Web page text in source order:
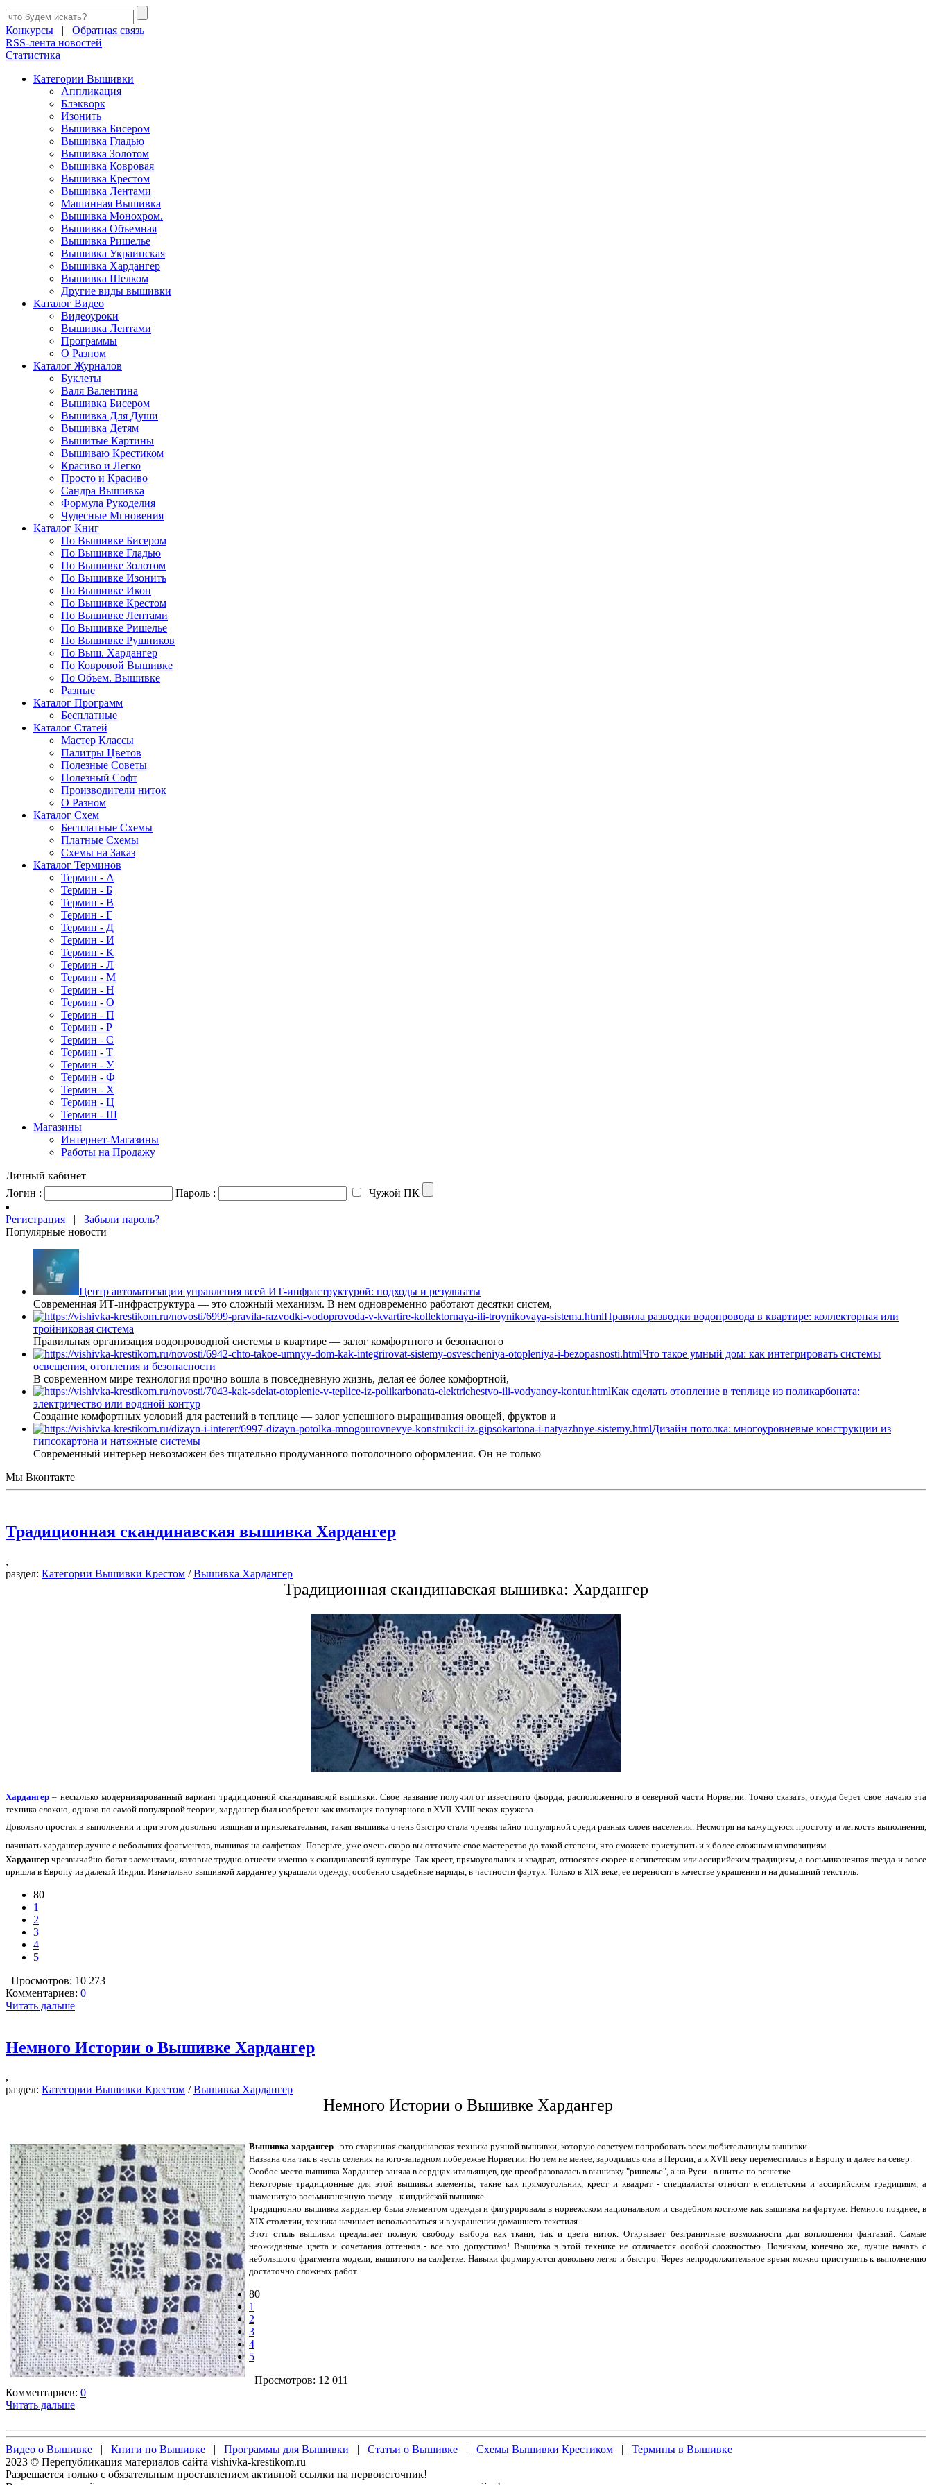
Конкурсы | Обратная связь
RSS-лента новостей
Статистика
Категории Вышивки
Аппликация
Блэкворк
Изонить
Вышивка Бисером
Вышивка Гладью
Вышивка Золотом
Вышивка Ковровая
Вышивка Крестом
Вышивка Лентами
Машинная Вышивка
Вышивка Монохром.
Вышивка Объемная
Вышивка Ришелье
Вышивка Украинская
Вышивка Хардангер
Вышивка Шелком
Другие виды вышивки
Каталог Видео
Видеоуроки
Вышивка Лентами
Программы
О Разном
Каталог Журналов
Буклеты
Валя Валентина
Вышивка Бисером
Вышивка Для Души
Вышивка Детям
Вышитые Картины
Вышиваю Крестиком
Красиво и Легко
Просто и Красиво
Сандра Вышивка
Формула Рукоделия
Чудесные Мгновения
Каталог Книг
По Вышивке Бисером
По Вышивке Гладью
По Вышивке Золотом
По Вышивке Изонить
По Вышивке Икон
По Вышивке Крестом
По Вышивке Лентами
По Вышивке Ришелье
По Вышивке Рушников
По Выш. Хардангер
По Ковровой Вышивке
По Объем. Вышивке
Разные
Каталог Программ
Бесплатные
Каталог Статей
Мастер Классы
Палитры Цветов
Полезные Советы
Полезный Софт
Производители ниток
О Разном
Каталог Схем
Бесплатные Схемы
Платные Схемы
Схемы на Заказ
Каталог Терминов
Термин - А
Термин - Б
Термин - В
Термин - Г
Термин - Д
Термин - И
Термин - К
Термин - Л
Термин - М
Термин - Н
Термин - О
Термин - П
Термин - Р
Термин - С
Термин - Т
Термин - У
Термин - Ф
Термин - Х
Термин - Ц
Термин - Ш
Магазины
Интернет-Магазины
Работы на Продажу
Личный кабинет
Логин :
Пароль : Чужой ПК
Регистрация | Забыли пароль?
Популярные новости
Центр автоматизации управления всей ИТ-инфраструктурой: подходы и результаты
Современная ИТ-инфраструктура — это сложный механизм. В нем одновременно работают десятки систем,
Правила разводки водопровода в квартире: коллекторная или
тройниковая система
Правильная организация водопроводной системы в квартире — залог комфортного и безопасного
Что такое умный дом: как интегрировать системы
освещения, отопления и безопасности
В современном мире технология прочно вошла в повседневную жизнь, делая её более комфортной,
Как сделать отопление в теплице из поликарбоната:
электричество или водяной контур
Создание комфортных условий для растений в теплице — залог успешного выращивания овощей, фруктов и
Дизайн потолка: многоуровневые конструкции из
гипсокартона и натяжные системы
Современный интерьер невозможен без тщательно продуманного потолочного оформления. Он не только
Мы Вконтакте
Традиционная скандинавская вышивка Хардангер
,
раздел: Категории Вышивки Крестом /Вышивка Хардангер
Традиционная скандинавская вышивка: Хардангер
Хардангер – несколько модернизированный вариант традиционной скандинавской вышивки. Свое название получил от известного фьорда, расположенного в северной части Норвегии. Точно сказать, откуда берет свое начало эта
техника сложно, однако по самой популярной теории, хардангер был изобретен как имитация популярного в XVII-XVIII веках кружева.
Довольно простая в выполнении и при этом довольно изящная и привлекательная, такая вышивка очень быстро стала чрезвычайно популярной среди разных слоев населения. Несмотря на кажущуюся простоту и легкость выполнения,
начинать хардангер лучше с небольших фрагментов, вышивая на салфетках. Поверьте, уже очень скоро вы отточите свое мастерство до такой степени, что сможете приступить и к более сложным композициям.
Хардангер чрезвычайно богат элементами, которые трудно отнести именно к скандинавской культуре. Так крест, прямоугольник и квадрат, относятся скорее к египетским или ассирийским традициям, а восьмиконечная звезда и вовсе
пришла в Европу из далекой Индии. Изначально вышивкой хардангер украшали одежду, особенно свадебные наряды, в частности фартук. Только в XIX веке, ее переносят в качестве украшения и на домашний текстиль.
80
1
2
3
4
5
Просмотров: 10 273
Комментариев: 0
Читать дальше
Немного Истории о Вышивке Хардангер
,
раздел: Категории Вышивки Крестом /Вышивка Хардангер
Немного Истории о Вышивке Хардангер
Вышивка хардангер - это старинная скандинавская техника ручной вышивки, которую советуем попробовать всем любительницам вышивки.
Названа она так в честь селения на юго-западном побережье Норвегии. Но тем не менее, зародилась она в Персии, а к XVII веку переместилась в Европу и далее на север.
Особое место вышивка Хардангер заняла в сердцах итальянцев, где преобразовалась в вышивку "ришелье", а на Руси - в шитье по решетке.
Некоторые традиционные для этой вышивки элементы, такие как прямоугольник, крест и квадрат - специалисты относят к египетским и ассирийским традициям, а
знаменитую восьмиконечную звезду - к индийской вышивке.
Традиционно вышивка хардангер была элементом одежды и фигурировала в норвежском национальном и свадебном костюме как вышивка на фартуке. Немного позднее, в
XIX столетии, техника начинает использоваться и в украшении домашнего текстиля.
Этот стиль вышивки предлагает полную свободу выбора как ткани, так и цвета ниток. Открывает безграничные возможности для воплощения фантазий. Самые
неожиданные цвета и сочетания оттенков - все это допустимо! Вышивка в этой технике не отличается особой сложностью. Новичкам, конечно же, лучше начать с
небольшого фрагмента модели, вышитого на салфетке. Навыки формируются довольно легко и быстро. Через непродолжительное время можно приступить к выполнению
достаточно сложных работ.
80
1
2
3
4
5
Просмотров: 12 011
Комментариев: 0
Читать дальше
Видео о Вышивке | Книги по Вышивке | Программы для Вышивки | Статьи о Вышивке | Схемы Вышивки Крестиком | Термины в Вышивке
2023 © Перепубликация материалов сайта vishivka-krestikom.ru
Разрешается только с обязательным проставлением активной ссылки на первоисточник!